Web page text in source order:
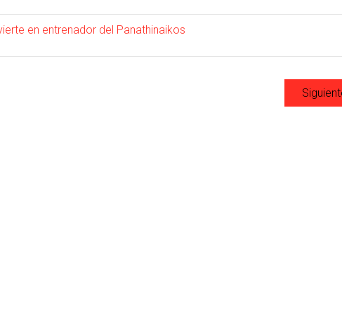
en entrenador del Panathinaikos